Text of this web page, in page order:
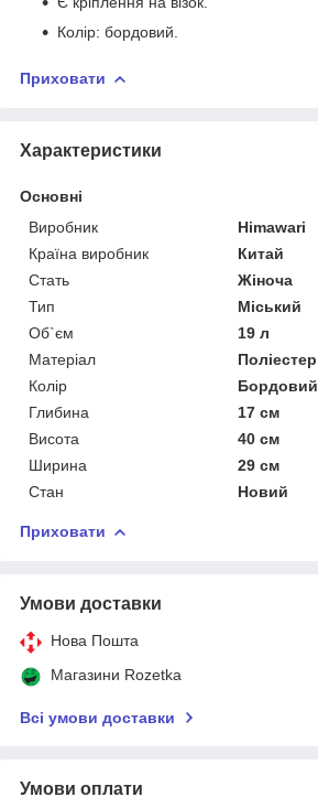
Колір: бордовий.
Приховати
Характеристики
Основні
Виробник
Himawari
Країна виробник
Китай
Стать
Жіноча
Тип
Міський
Об`єм
19 л
Матеріал
Поліестер
Колір
Бордовий
Глибина
17 см
Висота
40 см
Ширина
29 см
Стан
Новий
Приховати
Умови доставки
Нова Пошта
Магазини Rozetka
Всі умови доставки
Умови оплати